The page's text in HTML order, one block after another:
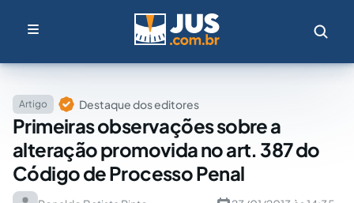
Artigo Destaque dos editores
Primeiras observações sobre a
alteração promovida no art. 387 do
Código de Processo Penal